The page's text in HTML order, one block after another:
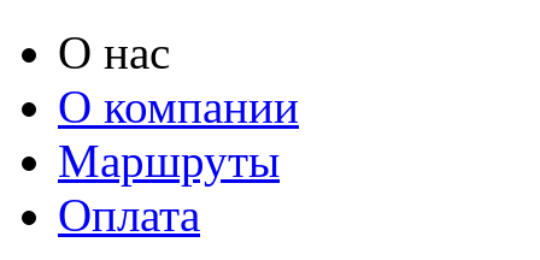
О нас
О компании
Маршруты
Оплата